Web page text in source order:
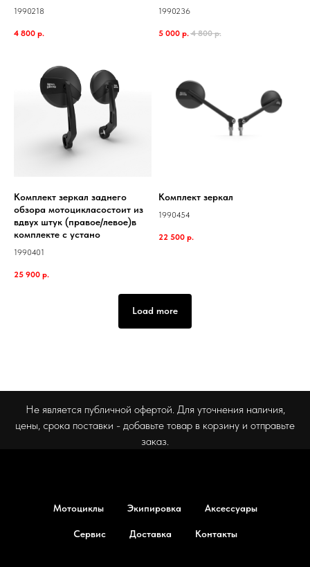
1990218
4 800 р.
1990236
5 000 р. 4 800 р.
Комплект зеркал заднего
обзора мотоцикласостоит из
вдвух штук (правое/левое)в
комплекте с устано
1990401
25 900 р.
Комплект зеркал
1990454
22 500 р.
Load more
Не является публичной офертой. Для уточнения наличия,
цены, срока поставки - добавьте товар в корзину и отправьте
заказ.
Мотоциклы Экипировка Аксессуары
Сервис Доставка Контакты